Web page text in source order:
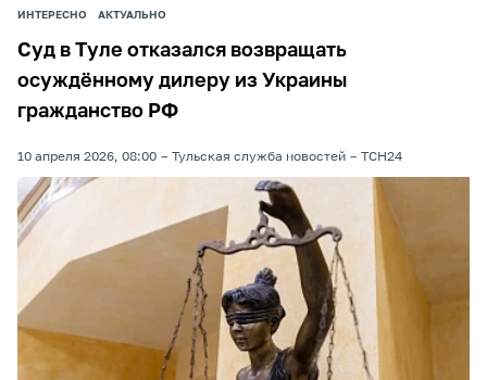
ИНТЕРЕСНО АКТУАЛЬНО
Суд в Туле отказался возвращать
осуждённому дилеру из Украины
гражданство РФ
10 апреля 2026, 08:00 Тульская служба новостей ТСН24